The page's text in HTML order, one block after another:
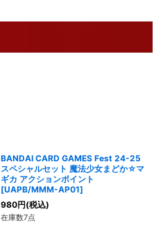
BANDAI CARD GAMES Fest 24-25
スペシャルセット 魔法少女まどか☆マ
ギカ アクションポイント
[UAPB/MMM-AP01]
980円(税込)
在庫数7点